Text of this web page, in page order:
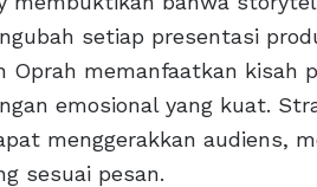
setiap presentasi
Oprah memanfaatkan kisah
emosional yang kuat.
menggerakkan audiens,
sesuai pesan.